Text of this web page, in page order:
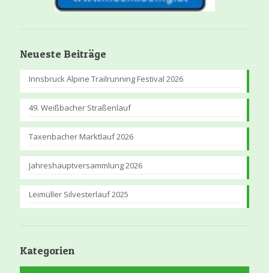
Neueste Beiträge
Innsbruck Alpine Trailrunning Festival 2026
49. Weißbacher Straßenlauf
Taxenbacher Marktlauf 2026
Jahreshauptversammlung 2026
Leimüller Silvesterlauf 2025
Kategorien